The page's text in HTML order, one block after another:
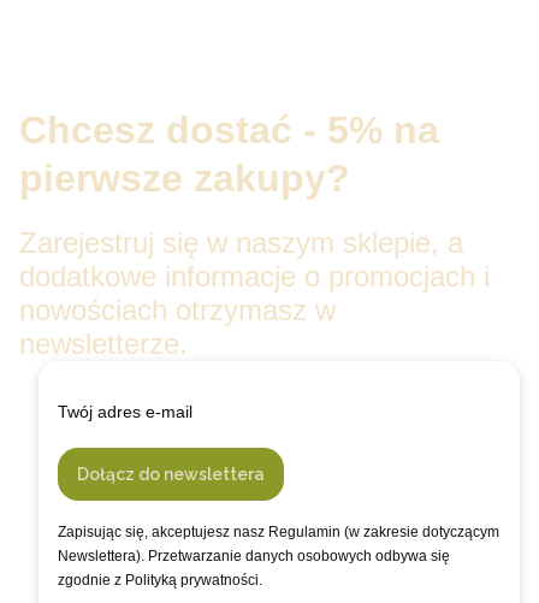
Chcesz dostać - 5% na
pierwsze zakupy?
Zarejestruj się w naszym sklepie, a
dodatkowe informacje o promocjach i
nowościach otrzymasz w
newsletterze.
Twój adres e-mail
Dołącz do newslettera
Zapisując się, akceptujesz nasz Regulamin (w zakresie dotyczącym
Newslettera). Przetwarzanie danych osobowych odbywa się
zgodnie z Polityką prywatności.